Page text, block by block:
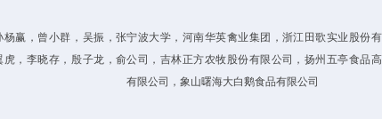
赢，曾小群，吴振，张
，李晓存，殷子龙，俞
宁波大学，河南华英禽业集团，浙江田歌实业股份
公司，吉林正方农牧股份有限公司，扬州五亭食品
有限公司，象山曙海大白鹅食品有限公司